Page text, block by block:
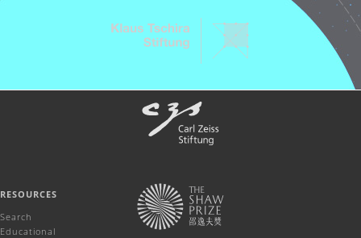
RESOURCES
Search
Educational